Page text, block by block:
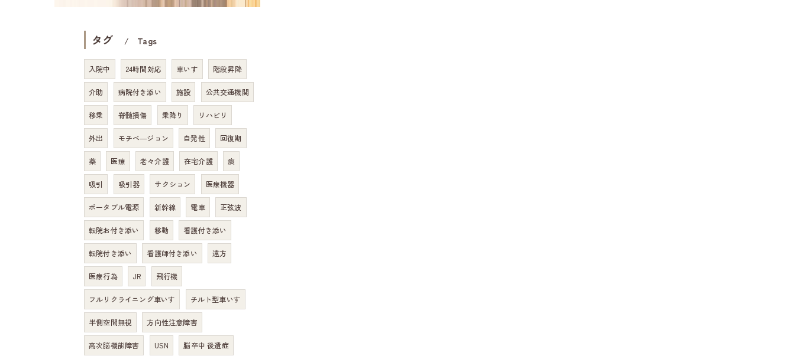
タグ Tags
入院中 24時間対応 車いす 階段昇降
介助 病院付き添い 施設 公共交通機関
移乗 脊髄損傷 乗降り リハビリ
外出 モチベ―ジョン 自発性 回復期
薬 医療 老々介護 在宅介護 痰
吸引 吸引器 サクション 医療機器
ポータブル電源 新幹線 電車 正弦波
転院お付き添い 移動 看護付き添い
転院付き添い 看護師付き添い 遠方
医療行為 JR 飛行機
フルリクライニング車いす チルト型車いす
半側空間無視 方向性注意障害
高次脳機能障害 USN 脳卒中 後遺症